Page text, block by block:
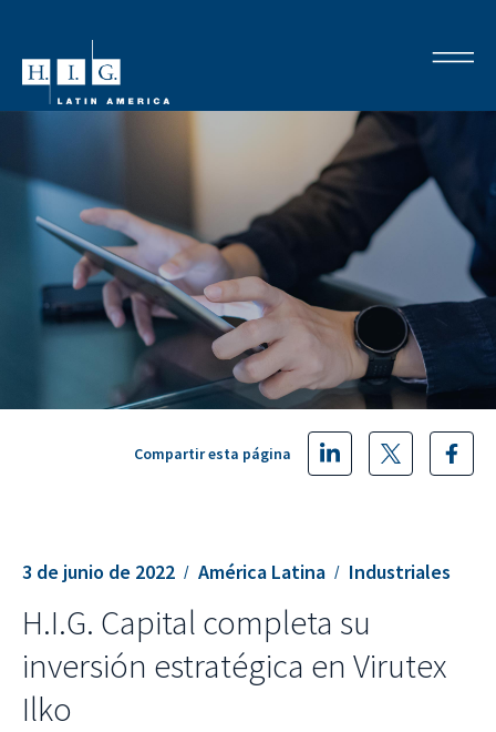
3 de junio de 2022 América Latina Industriales
Compartir esta página
H.I.G. Capital completa su
inversión estratégica en Virutex
Ilko